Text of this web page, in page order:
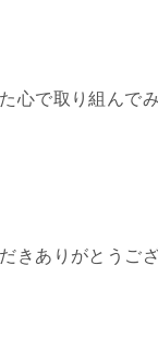
心で取り組んで
きありがとうご